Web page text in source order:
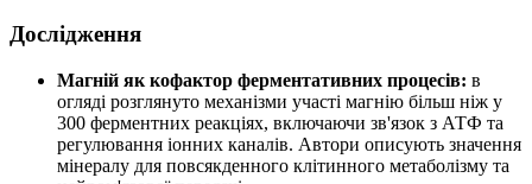
Дослідження
Магній як кофактор ферментативних процесів: в
огляді розглянуто механізми участі магнію більш ніж у
300 ферментних реакціях, включаючи зв'язок з АТФ та
регулювання іонних каналів. Автори описують значення
мінералу для повсякденного клітинного метаболізму та